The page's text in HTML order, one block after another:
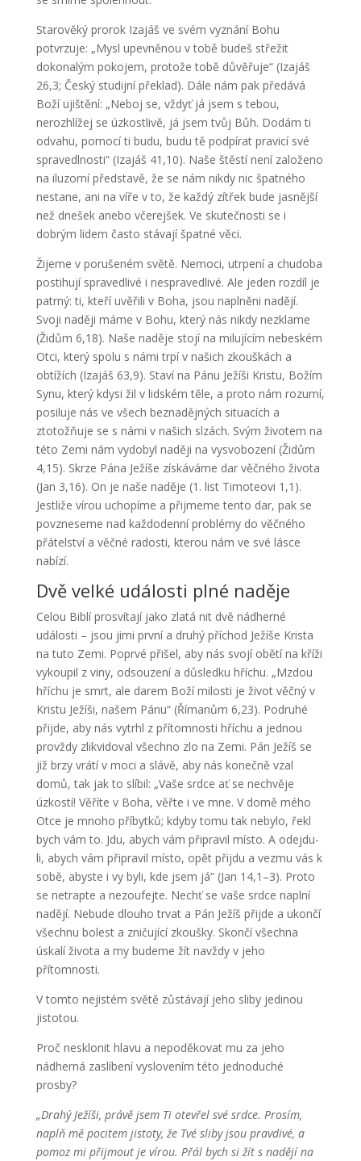
Starověký prorok Izajáš ve svém vyznání Bohu
potvrzuje: „Mysl upevněnou v tobě budeš střežit
dokonalým pokojem, protože tobě důvěřuje“ (Izajáš
26,3; Český studijní překlad). Dále nám pak předává
Boží ujištění: „Neboj se, vždyť já jsem s tebou,
nerozhlížej se úzkostlivě, já jsem tvůj Bůh. Dodám ti
odvahu, pomocí ti budu, budu tě podpírat pravicí své
spravedlnosti“ (Izajáš 41,10). Naše štěstí není založeno
na iluzorní představě, že se nám nikdy nic špatného
nestane, ani na víře v to, že každý zítřek bude jasnější
než dnešek anebo včerejšek. Ve skutečnosti se i
dobrým lidem často stávají špatné věci.
Žijeme v porušeném světě. Nemoci, utrpení a chudoba
postihují spravedlivé i nespravedlivé. Ale jeden rozdíl je
patrný: ti, kteří uvěřili v Boha, jsou naplněni nadějí.
Svoji naději máme v Bohu, který nás nikdy nezklame
(Židům 6,18). Naše naděje stojí na milujícím nebeském
Otci, který spolu s námi trpí v našich zkouškách a
obtížích (Izajáš 63,9). Staví na Pánu Ježíši Kristu, Božím
Synu, který kdysi žil v lidském těle, a proto nám rozumí,
posiluje nás ve všech beznadějných situacích a
ztotožňuje se s námi v našich slzách. Svým životem na
této Zemi nám vydobyl naději na vysvobození (Židům
4,15). Skrze Pána Ježíše získáváme dar věčného života
(Jan 3,16). On je naše naděje (1. list Timoteovi 1,1).
Jestliže vírou uchopíme a přijmeme tento dar, pak se
povzneseme nad každodenní problémy do věčného
přátelství a věčné radosti, kterou nám ve své lásce
nabízí.
Dvě velké události plné naděje
Celou Biblí prosvítají jako zlatá nit dvě nádherné
události – jsou jimi první a druhý příchod Ježíše Krista
na tuto Zemi. Poprvé přišel, aby nás svojí obětí na kříži
vykoupil z viny, odsouzení a důsledku hříchu. „Mzdou
hříchu je smrt, ale darem Boží milosti je život věčný v
Kristu Ježíši, našem Pánu“ (Římanům 6,23). Podruhé
přijde, aby nás vytrhl z přítomnosti hříchu a jednou
provždy zlikvidoval všechno zlo na Zemi. Pán Ježíš se
již brzy vrátí v moci a slávě, aby nás konečně vzal
domů, tak jak to slíbil: „Vaše srdce ať se nechvěje
úzkostí! Věříte v Boha, věřte i ve mne. V domě mého
Otce je mnoho příbytků; kdyby tomu tak nebylo, řekl
bych vám to. Jdu, abych vám připravil místo. A odejdu-
li, abych vám připravil místo, opět přijdu a vezmu vás k
sobě, abyste i vy byli, kde jsem já“ (Jan 14,1–3). Proto
se netrapte a nezoufejte. Nechť se vaše srdce naplní
nadějí. Nebude dlouho trvat a Pán Ježíš přijde a ukončí
všechnu bolest a zničující zkoušky. Skončí všechna
úskalí života a my budeme žít navždy v jeho
přítomnosti.
V tomto nejistém světě zůstávají jeho sliby jedinou
jistotou.
Proč nesklonit hlavu a nepoděkovat mu za jeho
nádherná zaslíbení vyslovením této jednoduché
prosby?
„Drahý Ježíši, právě jsem Ti otevřel své srdce. Prosím,
naplň mě pocitem jistoty, že Tvé sliby jsou pravdivé, a
pomoz mi přijmout je vírou. Přál bych si žít s nadějí na